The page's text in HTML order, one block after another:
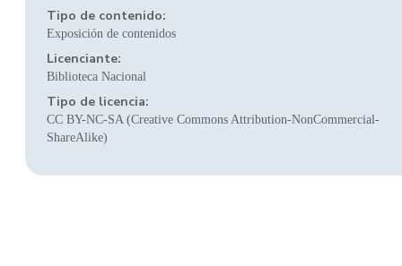
Tipo de contenido:
Exposición de contenidos
Licenciante:
Biblioteca Nacional
Tipo de licencia:
CC BY-NC-SA (Creative Commons Attribution-NonCommercial-
ShareAlike)